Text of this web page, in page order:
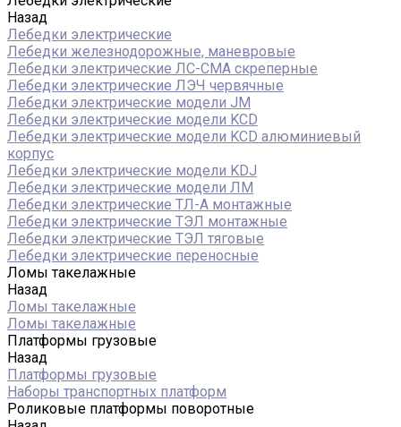
Назад
Лебедки электрические
Лебедки железнодорожные, маневровые
Лебедки электрические ЛС-СМА скреперные
Лебедки электрические ЛЭЧ червячные
Лебедки электрические модели JM
Лебедки электрические модели KCD
Лебедки электрические модели KCD алюминиевый
корпус
Лебедки электрические модели KDJ
Лебедки электрические модели ЛМ
Лебедки электрические ТЛ-А монтажные
Лебедки электрические ТЭЛ монтажные
Лебедки электрические ТЭЛ тяговые
Лебедки электрические переносные
Ломы такелажные
Назад
Ломы такелажные
Ломы такелажные
Платформы грузовые
Назад
Платформы грузовые
Наборы транспортных платформ
Роликовые платформы поворотные